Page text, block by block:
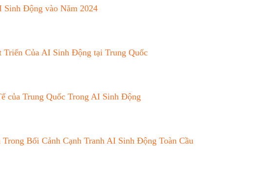
Động vào Năm 2024
Của AI Sinh Động tại Trung Quốc
của Trung Quốc Trong AI Sinh Động
Bối Cảnh Cạnh Tranh AI Sinh Động Toàn Cầu